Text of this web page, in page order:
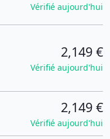
Vérifié aujourd'hui
2,149 €
Vérifié aujourd'hui
2,149 €
Vérifié aujourd'hui